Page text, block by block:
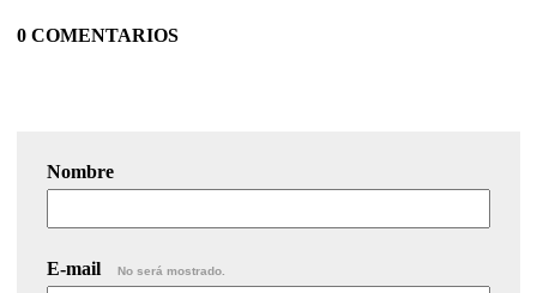
0 COMENTARIOS
Nombre
E-mail No será mostrado.